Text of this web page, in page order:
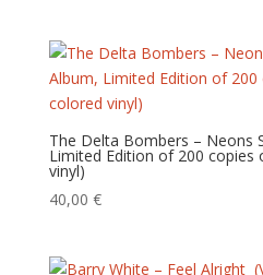
The Delta Bombers – Neons
Limited Edition of 200 copies
vinyl)
40,00 €